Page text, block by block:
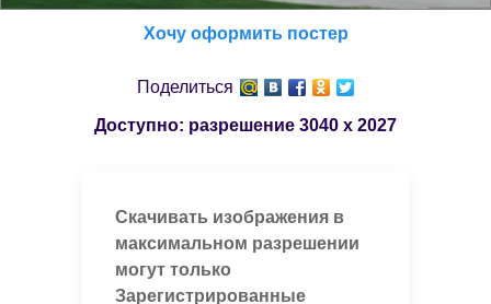
Хочу оформить постер
Поделиться
Доступно: разрешение 3040 x 2027
Скачивать изображения в
максимальном разрешении
могут только
Зарегистрированные